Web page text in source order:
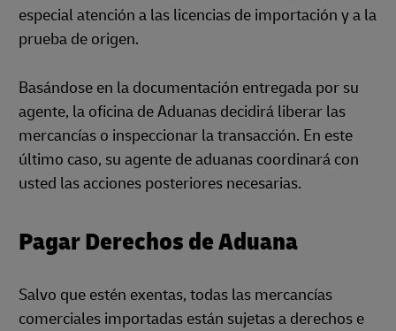
especial atención a las licencias de importación y a la
prueba de origen.
Basándose en la documentación entregada por su
agente, la oficina de Aduanas decidirá liberar las
mercancías o inspeccionar la transacción. En este
último caso, su agente de aduanas coordinará con
usted las acciones posteriores necesarias.
Pagar Derechos de Aduana
Salvo que estén exentas, todas las mercancías
comerciales importadas están sujetas a derechos e